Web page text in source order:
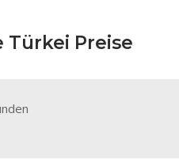
Türkei Preise